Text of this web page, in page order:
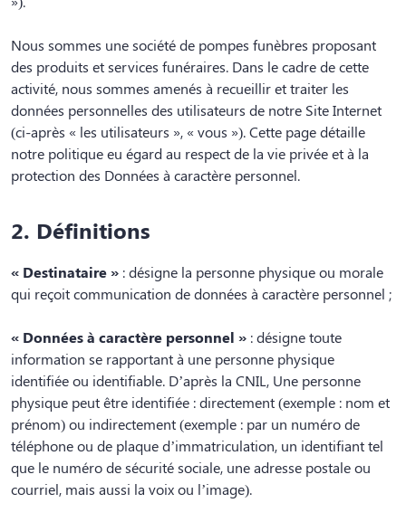
Nous sommes une société de pompes funèbres proposant
des produits et services funéraires. Dans le cadre de cette
activité, nous sommes amenés à recueillir et traiter les
données personnelles des utilisateurs de notre Site Internet
(ci-après « les utilisateurs », « vous »). Cette page détaille
notre politique eu égard au respect de la vie privée et à la
protection des Données à caractère personnel.
2. Définitions
« Destinataire » : désigne la personne physique ou morale
qui reçoit communication de données à caractère personnel ;
« Données à caractère personnel » : désigne toute
information se rapportant à une personne physique
identifiée ou identifiable. D’après la CNIL, Une personne
physique peut être identifiée : directement (exemple : nom et
prénom) ou indirectement (exemple : par un numéro de
téléphone ou de plaque d’immatriculation, un identifiant tel
que le numéro de sécurité sociale, une adresse postale ou
courriel, mais aussi la voix ou l’image).